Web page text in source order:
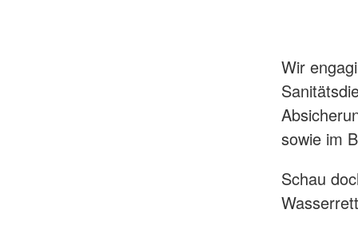
Wir
sowie im
Schau